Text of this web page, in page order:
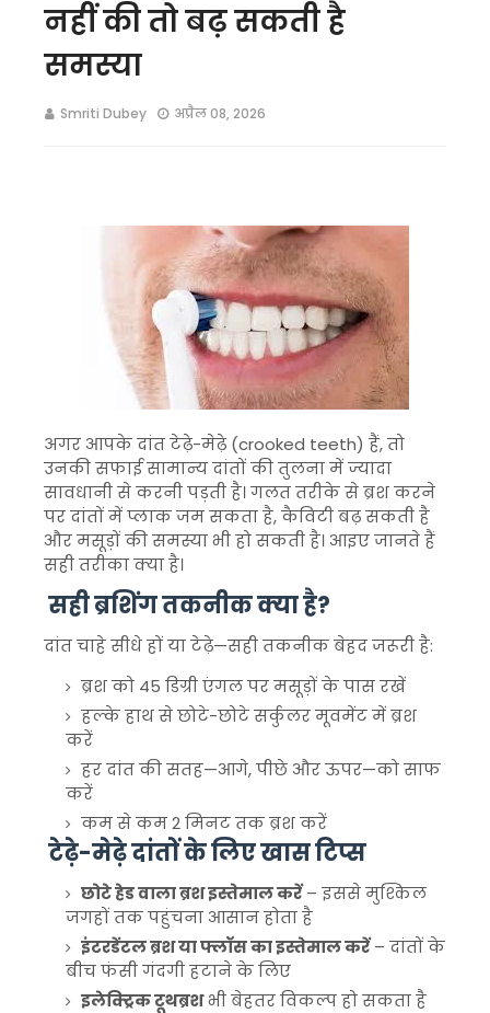
नहीं की तो बढ़ सकती है
समस्या
Smriti Dubey अप्रैल 08, 2026
अगर आपके दांत टेढ़े-मेढ़े (crooked teeth) हैं, तो
उनकी सफाई सामान्य दांतों की तुलना में ज्यादा
सावधानी से करनी पड़ती है। गलत तरीके से ब्रश करने
पर दांतों में प्लाक जम सकता है, कैविटी बढ़ सकती है
और मसूड़ों की समस्या भी हो सकती है। आइए जानते हैं
सही तरीका क्या है।
सही ब्रशिंग तकनीक क्या है?
दांत चाहे सीधे हों या टेढ़े—सही तकनीक बेहद जरूरी है:
ब्रश को 45 डिग्री एंगल पर मसूड़ों के पास रखें
हल्के हाथ से छोटे-छोटे सर्कुलर मूवमेंट में ब्रश
करें
हर दांत की सतह—आगे, पीछे और ऊपर—को साफ
करें
कम से कम 2 मिनट तक ब्रश करें
टेढ़े-मेढ़े दांतों के लिए खास टिप्स
छोटे हेड वाला ब्रश इस्तेमाल करें– इससे मुश्किल
जगहों तक पहुंचना आसान होता है
इंटरडेंटल ब्रश या फ्लॉस का इस्तेमाल करें– दांतों के
बीच फंसी गंदगी हटाने के लिए
इलेक्ट्रिक टूथब्रशभी बेहतर विकल्प हो सकता है